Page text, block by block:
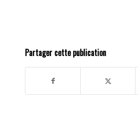
Partager cette publication